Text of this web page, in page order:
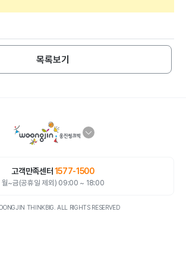
목록보기
고객만족센터 1577-1500
월~금(공휴일 제외) 09:00 ~ 18:00
THINKBIG. ALL RIGHTS RESERVED